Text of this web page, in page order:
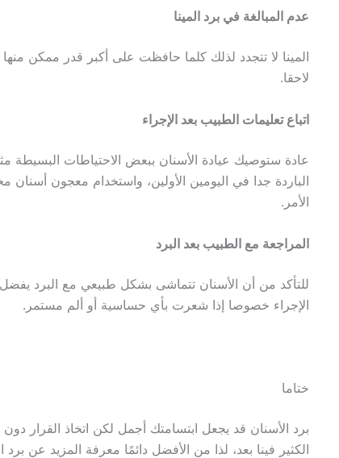
عدم المبالغة في برد المينا
المينا لا تتجدد لذلك كلما حافظت على أكبر قدر ممكن
لاحقا.
اتباع تعليمات الطبيب بعد الإجراء
عادة ستوصيك عيادة الأسنان ببعض الاحتياطات البسيطة
الباردة جدا في اليومين الأولين، واستخدام معجون
الأمر.
المراجعة مع الطبيب بعد البرد
للتأكد من أن الأسنان تتماشى بشكل طبيعي مع البرد
الإجراء خصوصا إذا شعرت بأي حساسية أو ألم مستمر.
ختاما
برد الأسنان قد يجعل ابتسامتك أجمل لكن اتخاذ القرار
الكثير فينا بعد، لذا من الأفضل دائمًا معرفة المزيد عن برد